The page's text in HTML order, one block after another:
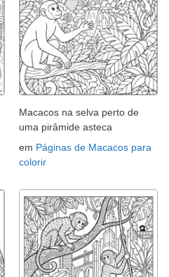
Macacos na selva perto de
uma pirâmide asteca
em Páginas de Macacos para
colorir